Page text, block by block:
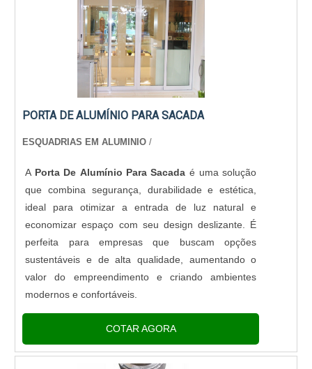
PORTA DE ALUMÍNIO PARA SACADA
ESQUADRIAS EM ALUMINIO /
A Porta De Alumínio Para Sacada é uma solução
que combina segurança, durabilidade e estética,
ideal para otimizar a entrada de luz natural e
economizar espaço com seu design deslizante. É
perfeita para empresas que buscam opções
sustentáveis e de alta qualidade, aumentando o
valor do empreendimento e criando ambientes
modernos e confortáveis.
COTAR AGORA